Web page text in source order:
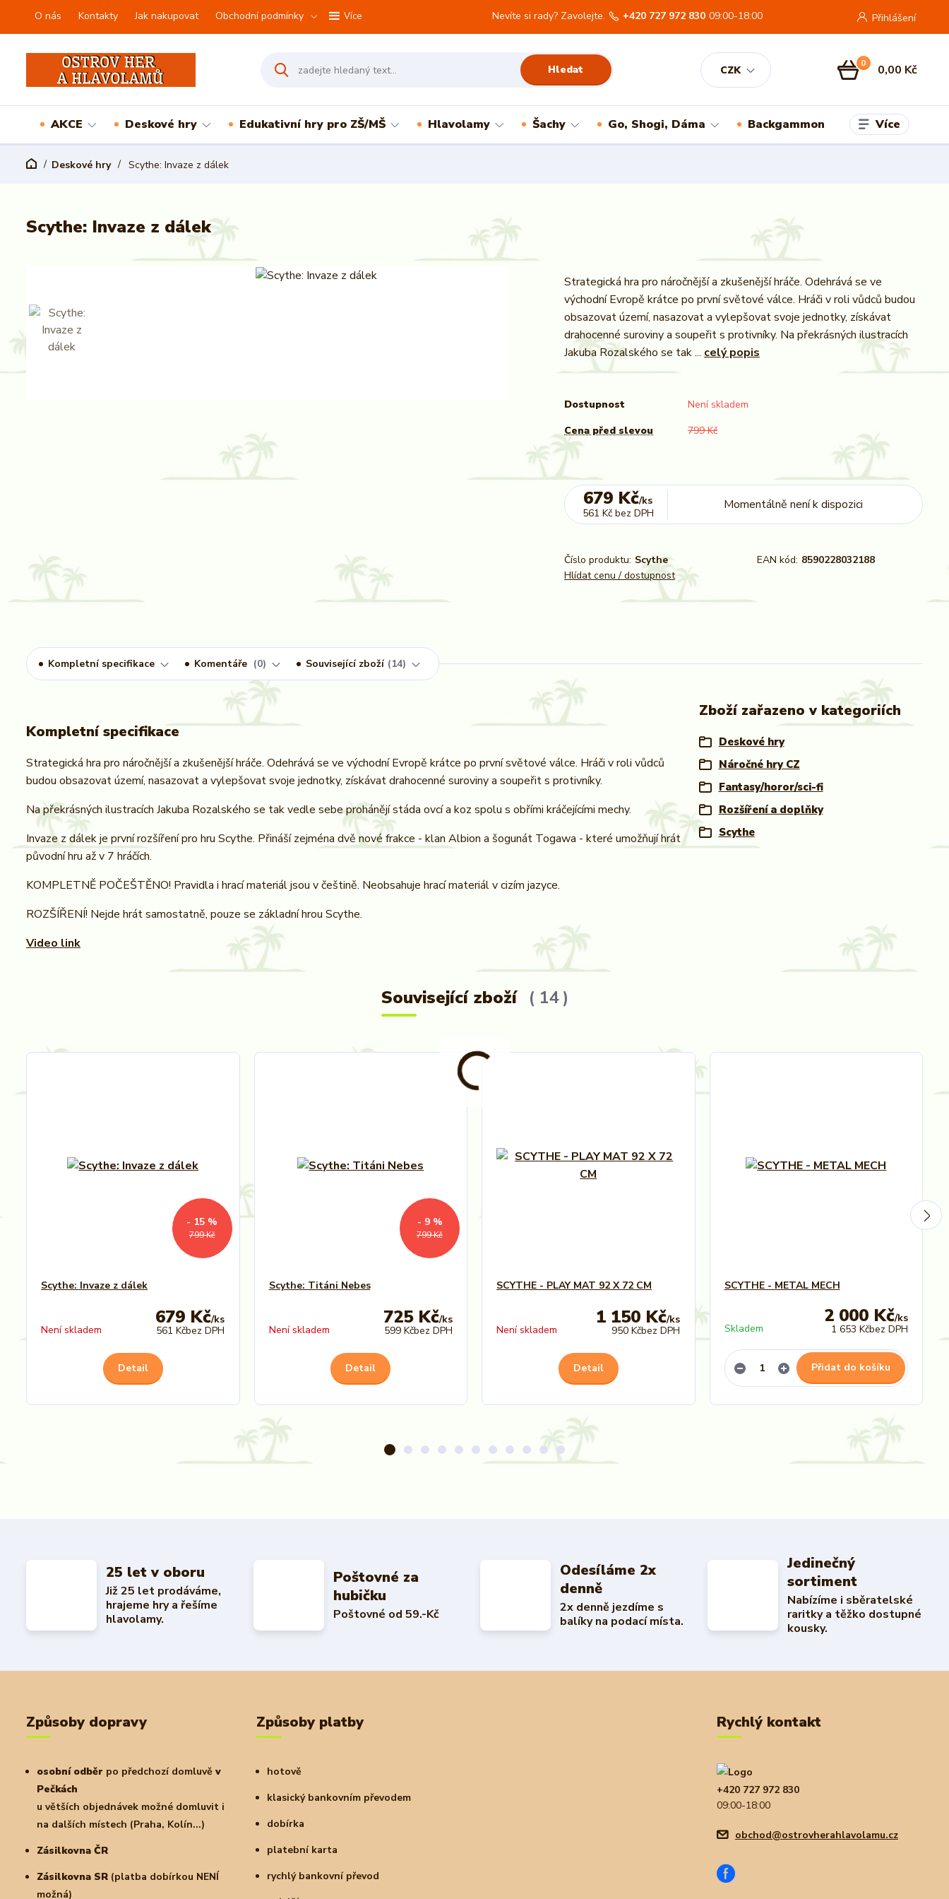
O nás Kontakty Jak nakupovat Obchodní podmínky Více
CZK
Přihlášení
Hledat
Nevíte si rady? Zavolejte. +420 727 972 830 09:00-18:00
0 0,00 Kč
AKCE Deskové hry Edukativní hry pro ZŠ/MŠ Hlavolamy Šachy Go, Shogi, Dáma Backgammon Více
Deskové hry Scythe: Invaze z dálek
Scythe: Invaze z dálek
Strategická hra pro náročnější a zkušenější hráče. Odehrává se ve
východní Evropě krátce po první světové válce. Hráči v roli vůdců budou
obsazovat území, nasazovat a vylepšovat svoje jednotky, získávat
drahocenné suroviny a soupeřit s protivníky. Na překrásných ilustracích
Jakuba Rozalského se tak ... celý popis
Dostupnost
Není skladem
Cena před slevou
799 Kč
679 Kč/ks
561 Kč bez DPH
Momentálně není k dispozici
Číslo produktu: Scythe EAN kód: 8590228032188
Hlídat cenu / dostupnost
Kompletní specifikace Komentáře 0 Související zboží 14
Kompletní specifikace
Strategická hra pro náročnější a zkušenější hráče. Odehrává se ve východní Evropě krátce po první světové válce. Hráči v roli vůdců
budou obsazovat území, nasazovat a vylepšovat svoje jednotky, získávat drahocenné suroviny a soupeřit s protivníky.
Na překrásných ilustracích Jakuba Rozalského se tak vedle sebe prohánějí stáda ovcí a koz spolu s obřími kráčejícími mechy.
Invaze z dálek je první rozšíření pro hru Scythe. Přináší zejména dvě nové frakce - klan Albion a šogunát Togawa - které umožňují hrát
původní hru až v 7 hráčích.
KOMPLETNĚ POČEŠTĚNO! Pravidla i hrací materiál jsou v češtině. Neobsahuje hrací materiál v cizím jazyce.
ROZŠÍŘENÍ! Nejde hrát samostatně, pouze se základní hrou Scythe.
Video link
Zboží zařazeno v kategoriích
Deskové hry
Náročné hry CZ
Fantasy/horor/sci-fi
Rozšíření a doplňky
Scythe
Související zboží 14
799 Kč
- 15 %
Scythe: Invaze z dálek
679 Kč/ks
561 Kčbez DPH
Není skladem
Detail
799 Kč
- 9 %
Scythe: Titáni Nebes
725 Kč/ks
599 Kčbez DPH
Není skladem
Detail
SCYTHE - PLAY MAT 92 X 72 CM
1 150 Kč/ks
950 Kčbez DPH
Není skladem
Detail
SCYTHE - METAL MECH
2 000 Kč/ks
1 653 Kčbez DPH
Skladem
Přidat do košíku
25 let v oboru
Již 25 let prodáváme,
hrajeme hry a řešíme
hlavolamy.
Poštovné za
hubičku
Poštovné od 59.-Kč
Odesíláme 2x
denně
2x denně jezdíme s
balíky na podací místa.
Jedinečný
sortiment
Nabízíme i sběratelské
raritky a těžko dostupné
kousky.
Způsoby dopravy
osobní odběr po předchozí domluvě v
Pečkách
u větších objednávek možné domluvit i
na dalších místech (Praha, Kolín...)
Zásilkovna ČR
Zásilkovna SR (platba dobírkou NENÍ
možná)
Způsoby platby
hotově
klasický bankovním převodem
dobírka
platební karta
rychlý bankovní převod
Rychlý kontakt
+420 727 972 830
09:00-18:00
obchod@ostrovherahlavolamu.cz